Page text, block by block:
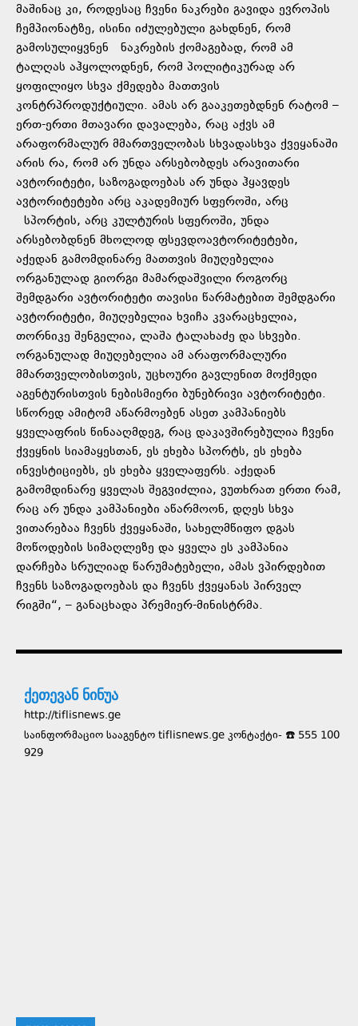
მაშინაც კი, როდესაც ჩვენი ნაკრები გავიდა ევროპის
ჩემპიონატზე, ისინი იძულებული გახდნენ, რომ
გამოსულიყვნენ ნაკრების ქომაგებად, რომ ამ
ტალღას აჰყოლოდნენ, რომ პოლიტიკურად არ
ყოფილიყო სხვა ქმედება მათთვის
კონტრპროდუქტიული. ამას არ გააკეთებდნენ რატომ –
ერთ-ერთი მთავარი დავალება, რაც აქვს ამ
არაფორმალურ მმართველობას სხვადასხვა ქვეყანაში
არის რა, რომ არ უნდა არსებობდეს არავითარი
ავტორიტეტი, საზოგადოებას არ უნდა ჰყავდეს
ავტორიტეტები არც აკადემიურ სფეროში, არც
სპორტის, არც კულტურის სფეროში, უნდა
არსებობდნენ მხოლოდ ფსევდოავტორიტეტები,
აქედან გამომდინარე მათთვის მიუღებელია
ორგანულად გიორგი მამარდაშვილი როგორც
შემდგარი ავტორიტეტი თავისი წარმატებით შემდგარი
ავტორიტეტი, მიუღებელია ხვიჩა კვარაცხელია,
თორნიკე შენგელია, ლაშა ტალახაძე და სხვები.
ორგანულად მიუღებელია ამ არაფორმალური
მმართველობისთვის, უცხოური გავლენით მოქმედი
აგენტურისთვის ნებისმიერი ბუნებრივი ავტორიტეტი.
სწორედ ამიტომ აწარმოებენ ასეთ კამპანიებს
ყველაფრის წინააღმდეგ, რაც დაკავშირებულია ჩვენი
ქვეყნის სიამაყესთან, ეს ეხება სპორტს, ეს ეხება
ინვესტიციებს, ეს ეხება ყველაფერს. აქედან
გამომდინარე ყველას შეგვიძლია, ვუთხრათ ერთი რამ,
რაც არ უნდა კამპანიები აწარმოონ, დღეს სხვა
ვითარებაა ჩვენს ქვეყანაში, სახელმწიფო დგას
მოწოდების სიმაღლეზე და ყველა ეს კამპანია
დარჩება სრულიად წარუმატებელი, ამას ვპირდებით
ჩვენს საზოგადოებას და ჩვენს ქვეყანას პირველ
რიგში“, – განაცხადა პრემიერ-მინისტრმა.
ქეთევან ნინუა
http://tiflisnews.ge
საინფორმაციო სააგენტო tiflisnews.ge კონტაქტი- ☎️ 555 100
929